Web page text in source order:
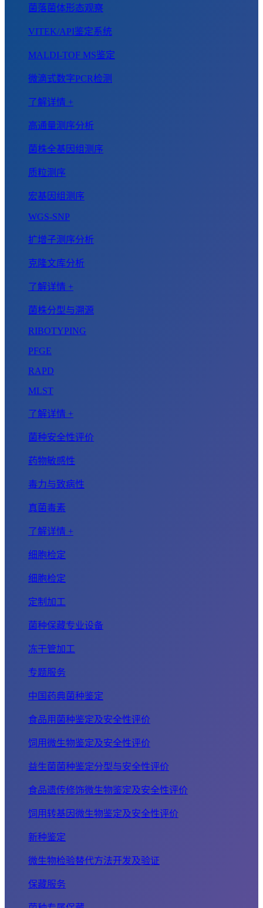
菌落菌体形态观察
VITEK/API鉴定系统
MALDI-TOF MS鉴定
微滴式数字PCR检测
了解详情 +
高通量测序分析
菌株全基因组测序
质粒测序
宏基因组测序
WGS-SNP
扩增子测序分析
克隆文库分析
了解详情 +
菌株分型与溯源
RIBOTYPING
PFGE
RAPD
MLST
了解详情 +
菌种安全性评价
药物敏感性
毒力与致病性
真菌毒素
了解详情 +
细胞检定
细胞检定
定制加工
菌种保藏专业设备
冻干管加工
专题服务
中国药典菌种鉴定
食品用菌种鉴定及安全性评价
饲用微生物鉴定及安全性评价
益生菌菌种鉴定分型与安全性评价
食品遗传修饰微生物鉴定及安全性评价
饲用转基因微生物鉴定及安全性评价
新种鉴定
微生物检验替代方法开发及验证
保藏服务